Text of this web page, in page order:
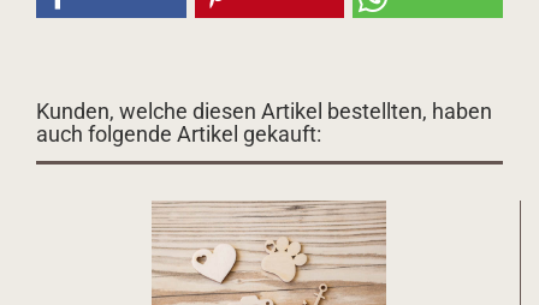
Kunden, welche diesen Artikel bestellten, haben
auch folgende Artikel gekauft: